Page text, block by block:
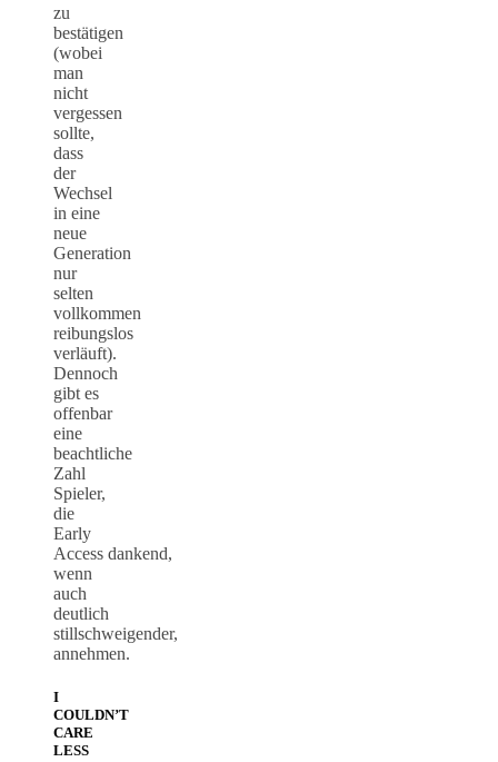
zu
bestätigen
(wobei
man
nicht
vergessen
sollte,
dass
der
Wechsel
in eine
neue
Generation
nur
selten
vollkommen
reibungslos
verläuft).
Dennoch
gibt es
offenbar
eine
beachtliche
Zahl
Spieler,
die
Early
Access dankend,
wenn
auch
deutlich
stillschweigender,
annehmen.
I
COULDN’T
CARE
LESS